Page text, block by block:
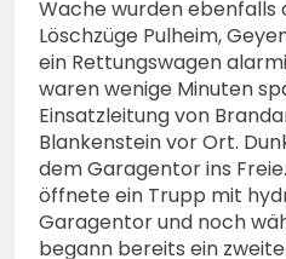
Wache wurden ebenfalls
Löschzüge Pulheim,
ein Rettungswagen
waren wenige Minuten
Einsatzleitung von
Blankenstein vor Ort.
dem Garagentor ins
öffnete ein Trupp mit
Garagentor und noch
begann bereits ein